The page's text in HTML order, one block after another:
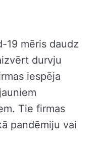
19 mēris daudz
durvju
iespēja
Tie firmas
pandēmiju vai